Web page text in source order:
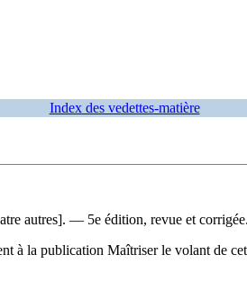
Index des vedettes-matière
autres]. — 5e édition, revue et
à la publication Maîtriser le volant de